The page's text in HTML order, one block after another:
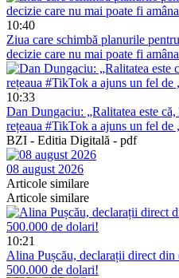
10:40
Ziua care schimbă planurile
decizie care nu mai poate fi
10:33
Dan Dungaciu: „Ralitatea este
rețeaua #TikTok a ajuns un fel de
BZI - Editia Digitală - pdf
08 august 2026
Articole similare
Articole similare
10:21
Alina Pușcău, declarații direct din
500.000 de dolari!